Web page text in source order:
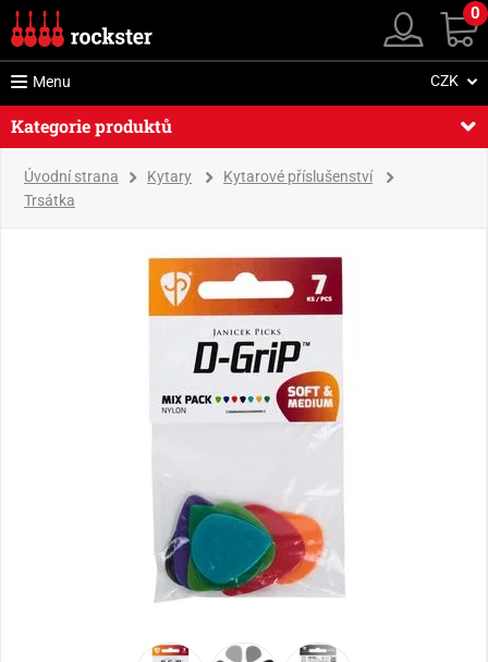
0
Menu CZK
Kategorie produktů
Úvodní strana Kytary
Kytarové příslušenství
Trsátka